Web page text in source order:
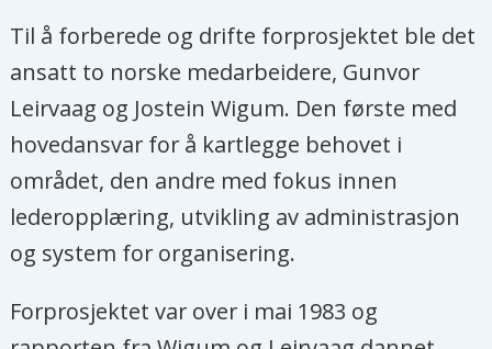
Til å forberede og drifte forprosjektet ble det
ansatt to norske medarbeidere, Gunvor
Leirvaag og Jostein Wigum. Den første med
hovedansvar for å kartlegge behovet i
området, den andre med fokus innen
lederopplæring, utvikling av administrasjon
og system for organisering.
Forprosjektet var over i mai 1983 og